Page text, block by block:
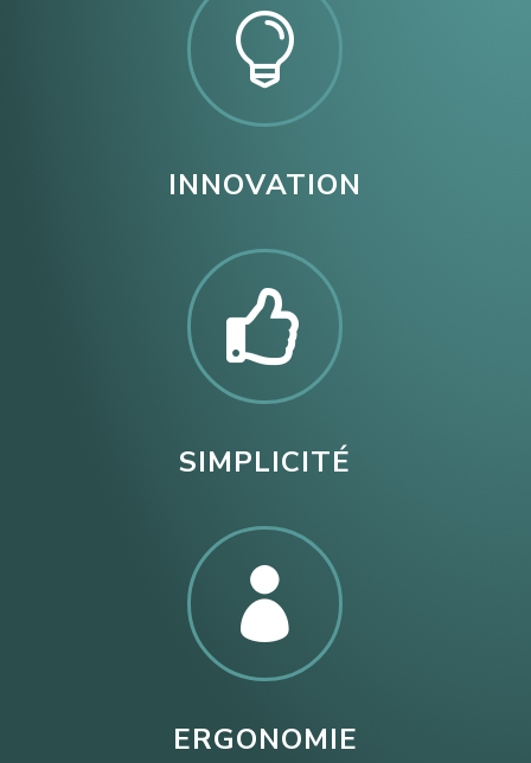

INNOVATION

SIMPLICITÉ

ERGONOMIE